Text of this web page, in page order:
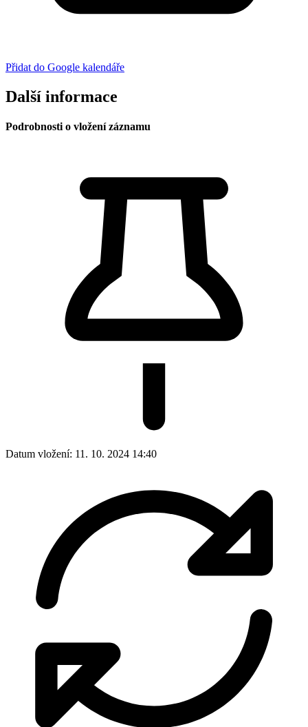
Přidat do Google kalendáře
Další informace
Podrobnosti o vložení záznamu
Datum vložení: 11. 10. 2024 14:40